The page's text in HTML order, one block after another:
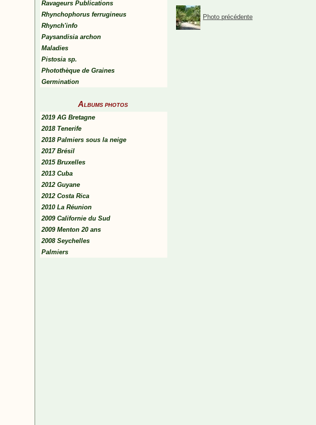
Ravageurs Publications
Rhynchophorus ferrugineus
Rhynch'info
Paysandisia archon
Maladies
Pistosia sp.
Photothèque de Graines
Germination
Albums photos
2019 AG Bretagne
2018 Tenerife
2018 Palmiers sous la neige
2017 Brésil
2015 Bruxelles
2013 Cuba
2012 Guyane
2012 Costa Rica
2010 La Réunion
2009 Californie du Sud
2009 Menton 20 ans
2008 Seychelles
Palmiers
Photo précédente